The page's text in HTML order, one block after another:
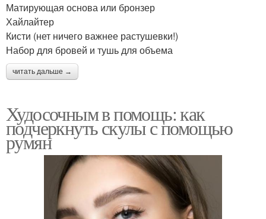
Матирующая основа или бронзер
Хайлайтер
Кисти (нет ничего важнее растушевки!)
Набор для бровей и тушь для объема
читать дальше →
Худосочным в помощь: как
подчеркнуть скулы с помощью
румян